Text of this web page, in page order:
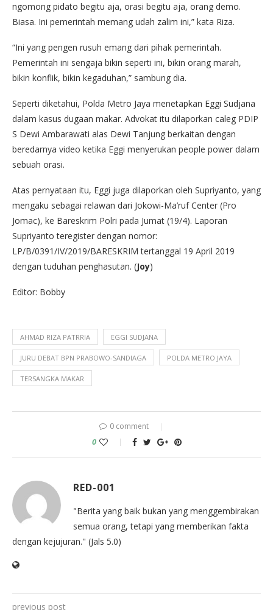
ngomong pidato begitu aja, orasi begitu aja, orang demo.
Biasa. Ini pemerintah memang udah zalim ini,” kata Riza.
“Ini yang pengen rusuh emang dari pihak pemerintah.
Pemerintah ini sengaja bikin seperti ini, bikin orang marah,
bikin konflik, bikin kegaduhan,” sambung dia.
Seperti diketahui, Polda Metro Jaya menetapkan Eggi Sudjana
dalam kasus dugaan makar. Advokat itu dilaporkan caleg PDIP
S Dewi Ambarawati alas Dewi Tanjung berkaitan dengan
beredarnya video ketika Eggi menyerukan people power dalam
sebuah orasi.
Atas pernyataan itu, Eggi juga dilaporkan oleh Supriyanto, yang
mengaku sebagai relawan dari Jokowi-Ma’ruf Center (Pro
Jomac), ke Bareskrim Polri pada Jumat (19/4). Laporan
Supriyanto teregister dengan nomor:
LP/B/0391/IV/2019/BARESKRIM tertanggal 19 April 2019
dengan tuduhan penghasutan. (Joy)
Editor: Bobby
AHMAD RIZA PATRRIA EGGI SUDJANA
JURU DEBAT BPN PRABOWO-SANDIAGA POLDA METRO JAYA
TERSANGKA MAKAR
0 comment
0
RED-001
"Berita yang baik bukan yang menggembirakan
semua orang, tetapi yang memberikan fakta
dengan kejujuran." (Jals 5.0)
previous post